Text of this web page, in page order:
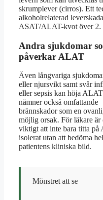
skrumplever (cirros). Ett
alkoholrelaterad
ASAT/ALAT-kvot över 2.
Andra sjukdomar
påverkar ALAT
Även långvariga
eller njursvikt samt svår
eller sepsis kan höja
nämner också omfattande
brännskador som en
möjlig orsak. För läkare är
viktigt att inte bara titta på
isolerat utan att bedöma
patientens kliniska bild.
Mönstret att se